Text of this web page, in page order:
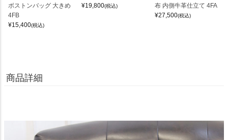
ボストンバッグ 大きめ
4FB
¥15,400(税込)
¥19,800(税込)
布 内側牛革仕立て 4FA
¥27,500(税込)
商品詳細